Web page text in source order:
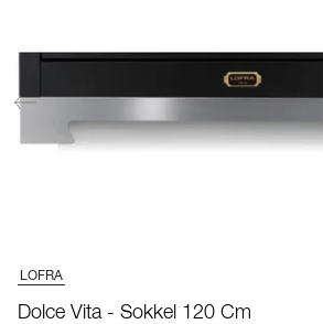
LOFRA
Dolce Vita - Sokkel 120 Cm